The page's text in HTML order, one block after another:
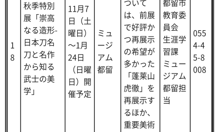
1
8
秋季特別
展「崇高
なる造形-
日本刀名
刀と名作
から知る
武士の美
学」
11月7
日（土
曜日）
～1月
24日
（日曜
日）開
催予定
ミュ
ージ
アム
都留
は、前展
で好評か
つ再展示
の希望が
多かった
「蓬莱山
虎徹」を
再展示す
るほか、
重要美術
教育委
員会
生涯学
習課
ミュー
ジアム
都留担
当
055
4-4
5-8
008